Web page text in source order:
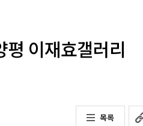
이재효갤러리
목록